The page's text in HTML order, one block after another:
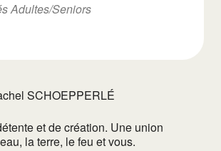
Adultes/Seniors
SCHOEPPERLÉ
et de création. Une union
la terre, le feu et vous.